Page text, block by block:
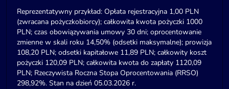
Reprezentatywny przykład: Opłata rejestracyjna 1,00 PLN
(zwracana pożyczkobiorcy); całkowita kwota pożyczki 1000
PLN; czas obowiązywania umowy 30 dni; oprocentowanie
zmienne w skali roku 14,50% (odsetki maksymalne); prowizja
108,20 PLN; odsetki kapitałowe 11,89 PLN; całkowity koszt
pożyczki 120,09 PLN; całkowita kwota do zapłaty 1120,09
PLN; Rzeczywista Roczna Stopa Oprocentowania (RRSO)
298,92%. Stan na dzień 05.03.2026 r.